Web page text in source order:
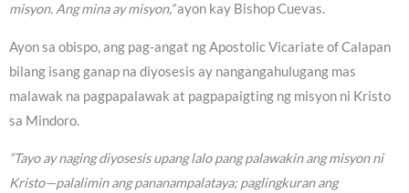
misyon. Ang mina ay misyon,”ayon kay Bishop Cuevas.
Ayon sa obispo, ang pag-angat ng Apostolic Vicariate of Calapan
bilang isang ganap na diyosesis ay nangangahulugang mas
malawak na pagpapalawak at pagpapaigting ng misyon ni Kristo
sa Mindoro.
“Tayo ay naging diyosesis upang lalo pang palawakin ang misyon ni
Kristo—palalimin ang pananampalataya; paglingkuran ang